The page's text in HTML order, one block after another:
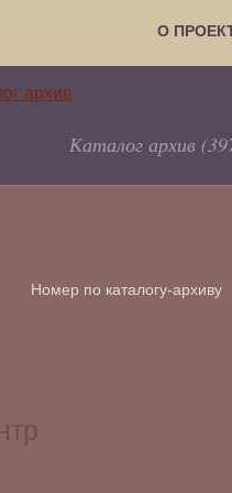
О
Каталог архив
Номер по каталогу-архиву